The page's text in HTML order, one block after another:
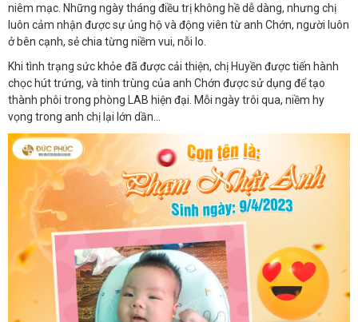
niêm mạc. Những ngày tháng điều trị không hề dễ dàng, nhưng chị
luôn cảm nhận được sự ủng hộ và động viên từ anh Chớn, người luôn
ở bên cạnh, sẻ chia từng niềm vui, nỗi lo.
Khi tình trạng sức khỏe đã được cải thiện, chị Huyền được tiến hành
chọc hút trứng, và tinh trùng của anh Chớn được sử dụng để tạo
thành phôi trong phòng LAB hiện đại. Mỗi ngày trôi qua, niềm hy
vọng trong anh chị lại lớn dần…